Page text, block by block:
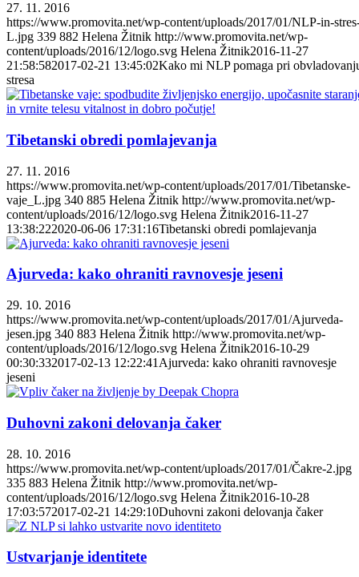
27. 11. 2016
https://www.promovita.net/wp-content/uploads/2017/01/NLP-in-
L.jpg 339 882 Helena Žitnik http://www.promovita.net/wp-
content/uploads/2016/12/logo.svg Helena Žitnik2016-11-27
21:58:582017-02-21 13:45:02Kako mi NLP pomaga pri
stresa
Tibetanski obredi pomlajevanja
27. 11. 2016
https://www.promovita.net/wp-content/uploads/2017/01/Tibetanske-
vaje_L.jpg 340 885 Helena Žitnik http://www.promovita.net/wp-
content/uploads/2016/12/logo.svg Helena Žitnik2016-11-27
13:38:222020-06-06 17:31:16Tibetanski obredi pomlajevanja
Ajurveda: kako ohraniti ravnovesje jeseni
29. 10. 2016
https://www.promovita.net/wp-content/uploads/2017/01/Ajurveda-
jesen.jpg 340 883 Helena Žitnik http://www.promovita.net/wp-
content/uploads/2016/12/logo.svg Helena Žitnik2016-10-29
00:30:332017-02-13 12:22:41 Ajurveda: kako ohraniti ravnovesje
jeseni
Duhovni zakoni delovanja čaker
28. 10. 2016
https://www.promovita.net/wp-content/uploads/2017/01/Čakre-2.jpg
335 883 Helena Žitnik http://www.promovita.net/wp-
content/uploads/2016/12/logo.svg Helena Žitnik2016-10-28
17:03:572017-02-21 14:29:10Duhovni zakoni delovanja čaker
Ustvarjanje identitete